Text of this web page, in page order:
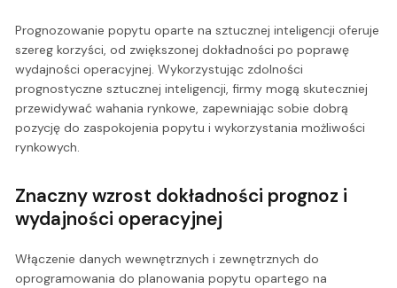
Prognozowanie popytu oparte na sztucznej inteligencji oferuje
szereg korzyści, od zwiększonej dokładności po poprawę
wydajności operacyjnej. Wykorzystując zdolności
prognostyczne sztucznej inteligencji, firmy mogą skuteczniej
przewidywać wahania rynkowe, zapewniając sobie dobrą
pozycję do zaspokojenia popytu i wykorzystania możliwości
rynkowych.
Znaczny wzrost dokładności prognoz i
wydajności operacyjnej
Włączenie danych wewnętrznych i zewnętrznych do
oprogramowania do planowania popytu opartego na